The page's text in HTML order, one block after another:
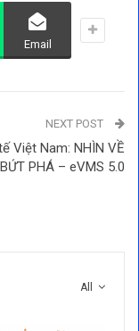
Email
NEXT POST
Việt Nam: NHÌN VỀ
PHÁ – eVMS 5.0
All